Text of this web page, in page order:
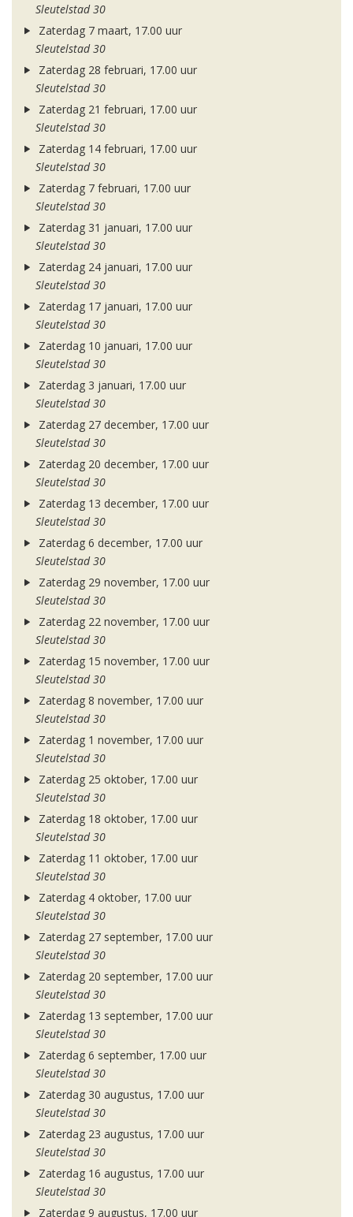
Sleutelstad 30
Zaterdag 7 maart, 17.00 uur
Sleutelstad 30
Zaterdag 28 februari, 17.00 uur
Sleutelstad 30
Zaterdag 21 februari, 17.00 uur
Sleutelstad 30
Zaterdag 14 februari, 17.00 uur
Sleutelstad 30
Zaterdag 7 februari, 17.00 uur
Sleutelstad 30
Zaterdag 31 januari, 17.00 uur
Sleutelstad 30
Zaterdag 24 januari, 17.00 uur
Sleutelstad 30
Zaterdag 17 januari, 17.00 uur
Sleutelstad 30
Zaterdag 10 januari, 17.00 uur
Sleutelstad 30
Zaterdag 3 januari, 17.00 uur
Sleutelstad 30
Zaterdag 27 december, 17.00 uur
Sleutelstad 30
Zaterdag 20 december, 17.00 uur
Sleutelstad 30
Zaterdag 13 december, 17.00 uur
Sleutelstad 30
Zaterdag 6 december, 17.00 uur
Sleutelstad 30
Zaterdag 29 november, 17.00 uur
Sleutelstad 30
Zaterdag 22 november, 17.00 uur
Sleutelstad 30
Zaterdag 15 november, 17.00 uur
Sleutelstad 30
Zaterdag 8 november, 17.00 uur
Sleutelstad 30
Zaterdag 1 november, 17.00 uur
Sleutelstad 30
Zaterdag 25 oktober, 17.00 uur
Sleutelstad 30
Zaterdag 18 oktober, 17.00 uur
Sleutelstad 30
Zaterdag 11 oktober, 17.00 uur
Sleutelstad 30
Zaterdag 4 oktober, 17.00 uur
Sleutelstad 30
Zaterdag 27 september, 17.00 uur
Sleutelstad 30
Zaterdag 20 september, 17.00 uur
Sleutelstad 30
Zaterdag 13 september, 17.00 uur
Sleutelstad 30
Zaterdag 6 september, 17.00 uur
Sleutelstad 30
Zaterdag 30 augustus, 17.00 uur
Sleutelstad 30
Zaterdag 23 augustus, 17.00 uur
Sleutelstad 30
Zaterdag 16 augustus, 17.00 uur
Sleutelstad 30
Zaterdag 9 augustus, 17.00 uur